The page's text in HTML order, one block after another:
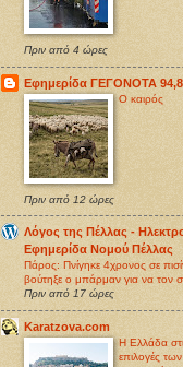
Πριν από 4 ώρες
Εφημερίδα ΓΕΓΟΝΟΤΑ
O καιρός
Πριν από 12 ώρες
Λόγος της Πέλλας -
Εφημερίδα Νομού Πέλλας
Πάρος: Πνίγηκε 4χρονος σε
βούτηξε ο μπάρμαν για να τον
Πριν από 17 ώρες
Karatzova.com
Η Ελλάδα
επιλογές